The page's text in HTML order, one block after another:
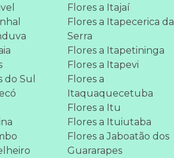
do Sul
Flores a Itajaí
Flores a Itapecerica da
Serra
Flores a Itapetininga
Flores a Itapevi
Flores a
Itaquaquecetuba
Flores a Itu
Flores a Ituiutaba
Flores a Jaboatão dos
Guararapes